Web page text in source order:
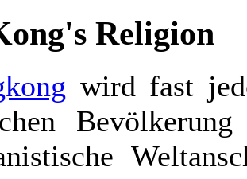
Religion
wird fast